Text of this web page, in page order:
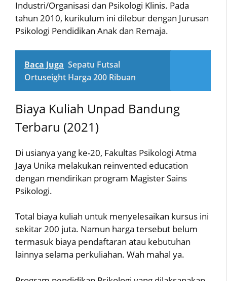
Industri/Organisasi dan Psikologi Klinis. Pada
tahun 2010, kurikulum ini dilebur dengan Jurusan
Psikologi Pendidikan Anak dan Remaja.
Baca Juga Sepatu Futsal
Ortuseight Harga 200 Ribuan
Biaya Kuliah Unpad Bandung
Terbaru (2021)
Di usianya yang ke-20, Fakultas Psikologi Atma
Jaya Unika melakukan reinvented education
dengan mendirikan program Magister Sains
Psikologi.
Total biaya kuliah untuk menyelesaikan kursus ini
sekitar 200 juta. Namun harga tersebut belum
termasuk biaya pendaftaran atau kebutuhan
lainnya selama perkuliahan. Wah mahal ya.